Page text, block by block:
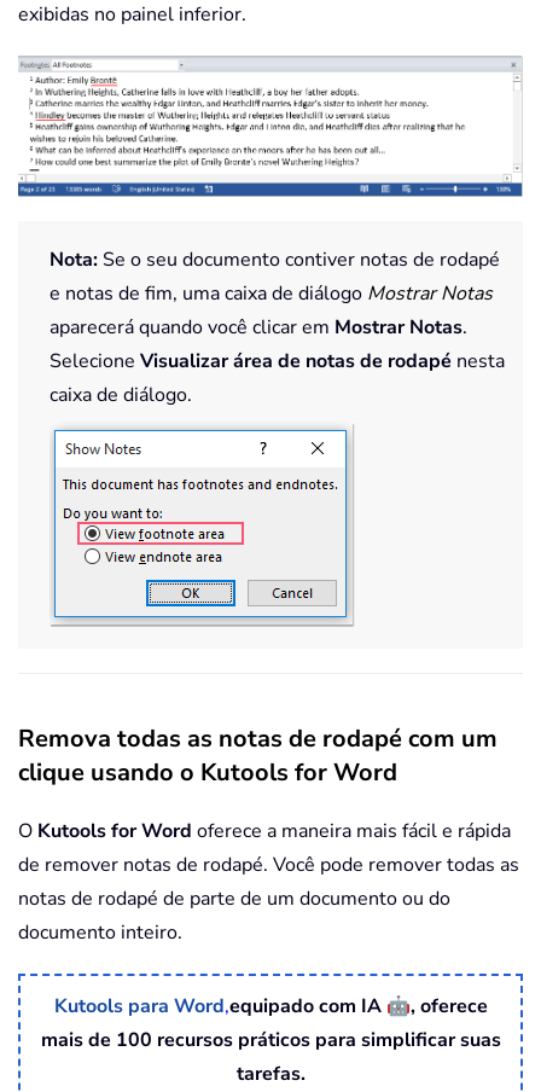
exibidas no painel inferior.
Nota: Se o seu documento contiver notas de rodapé
e notas de fim, uma caixa de diálogo Mostrar Notas
aparecerá quando você clicar em Mostrar Notas.
Selecione Visualizar área de notas de rodapé nesta
caixa de diálogo.
Remova todas as notas de rodapé com um
clique usando o Kutools for Word
O Kutools for Word oferece a maneira mais fácil e rápida
de remover notas de rodapé. Você pode remover todas as
notas de rodapé de parte de um documento ou do
documento inteiro.
Kutools para Word,equipado com IA 🤖, oferece
mais de 100 recursos práticos para simplificar suas
tarefas.